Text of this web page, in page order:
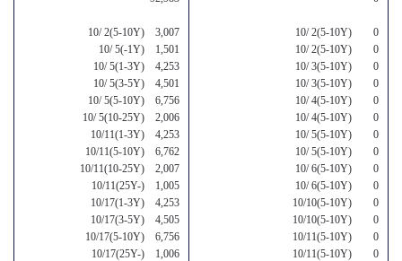
10/ 2(5-10Y) 3,007
10/ 5(-1Y) 1,501
10/ 5(1-3Y) 4,253
10/ 5(3-5Y) 4,501
10/ 5(5-10Y) 6,756
10/ 5(10-25Y) 2,006
10/11(1-3Y) 4,253
10/11(5-10Y) 6,762
10/11(10-25Y) 2,007
10/11(25Y-) 1,005
10/17(1-3Y) 4,253
10/17(3-5Y) 4,505
10/17(5-10Y) 6,756
10/17(25Y-) 1,006
10/ 2(5-10Y) 0
10/ 2(5-10Y) 0
10/ 3(5-10Y) 0
10/ 3(5-10Y) 0
10/ 4(5-10Y) 0
10/ 4(5-10Y) 0
10/ 5(5-10Y) 0
10/ 5(5-10Y) 0
10/ 6(5-10Y) 0
10/ 6(5-10Y) 0
10/10(5-10Y) 0
10/10(5-10Y) 0
10/11(5-10Y) 0
10/11(5-10Y) 0